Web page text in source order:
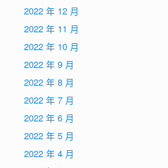
2022 年 12 月
2022 年 11 月
2022 年 10 月
2022 年 9 月
2022 年 8 月
2022 年 7 月
2022 年 6 月
2022 年 5 月
2022 年 4 月